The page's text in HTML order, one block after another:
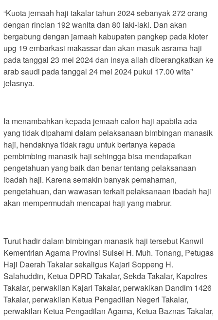
“Kuota jemaah haji takalar tahun 2024 sebanyak 272 orang
dengan rincian 192 wanita dan 80 laki-laki. Dan akan
bergabung dengan jamaah kabupaten pangkep pada kloter
upg 19 embarkasi makassar dan akan masuk asrama haji
pada tanggal 23 mei 2024 dan insya allah diberangkatkan ke
arab saudi pada tanggal 24 mei 2024 pukul 17.00 wita”
jelasnya.
Ia menambahkan kepada jemaah calon haji apabila ada
yang tidak dipahami dalam pelaksanaan bimbingan manasik
haji, hendaknya tidak ragu untuk bertanya kepada
pembimbing manasik haji sehingga bisa mendapatkan
pengetahuan yang baik dan benar tentang pelaksanaan
ibadah haji. Karena semakin banyak pemahaman,
pengetahuan, dan wawasan terkait pelaksanaan ibadah haji
akan mempermudah mencapai haji yang mabrur.
Turut hadir dalam bimbingan manasik haji tersebut Kanwil
Kementrian Agama Provinsi Sulsel H. Muh. Tonang, Petugas
Haji Daerah Takalar sekaligus Kajari Soppeng H.
Salahuddin, Ketua DPRD Takalar, Sekda Takalar, Kapolres
Takalar, perwakilan Kajari Takalar, perwakikan Dandim 1426
Takalar, perwakilan Ketua Pengadilan Negeri Takalar,
perwakilan Ketua Pengadilan Agama, Ketua Baznas Takalar,